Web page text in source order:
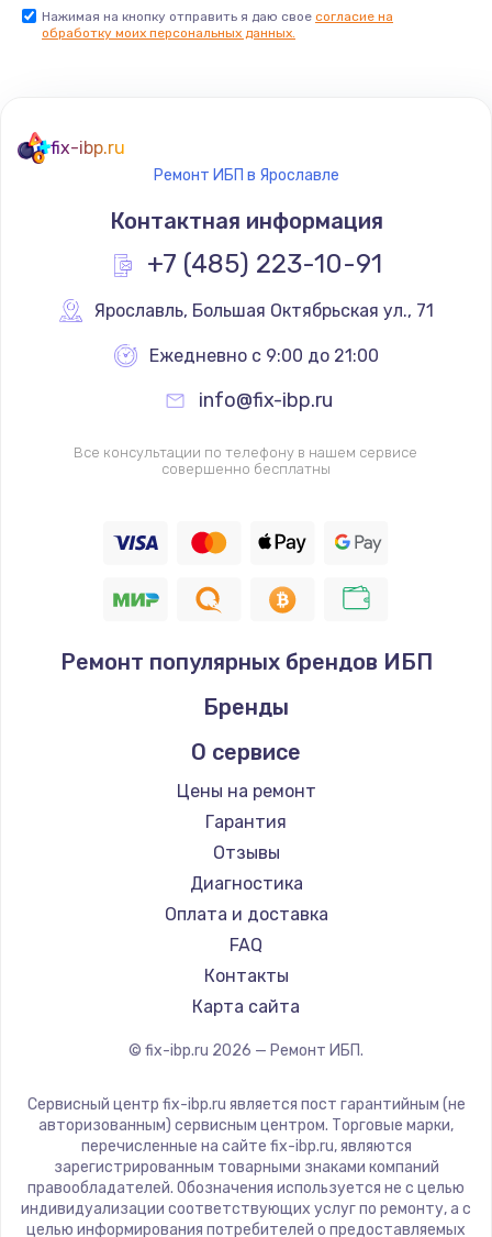
Нажимая на кнопку отправить я даю свое согласие на
обработку моих персональных данных.
fix-ibp.ru
Ремонт ИБП в Ярославле
Контактная информация
+7 (485) 223-10-91
Ярославль, Большая Октябрьская ул., 71
Ежедневно с 9:00 до 21:00
info@fix-ibp.ru
Все консультации по телефону в нашем сервисе
совершенно бесплатны
Ремонт популярных брендов ИБП
Бренды
О сервисе
Цены на ремонт
Гарантия
Отзывы
Диагностика
Оплата и доставка
FAQ
Контакты
Карта сайта
© fix-ibp.ru 2026 — Ремонт ИБП.
Сервисный центр fix-ibp.ru является пост гарантийным (не
авторизованным) сервисным центром. Торговые марки,
перечисленные на сайте fix-ibp.ru, являются
зарегистрированным товарными знаками компаний
правообладателей. Обозначения используется не с целью
индивидуализации соответствующих услуг по ремонту, а с
целью информирования потребителей о предоставляемых